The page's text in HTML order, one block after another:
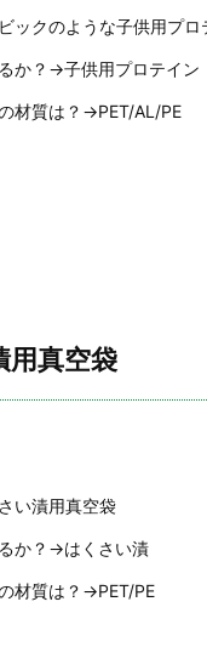
ックのような子供用プロ
か？→子供用プロテイン
材質は？→PET/AL/PE
用真空袋
い漬用真空袋
か？→はくさい漬
材質は？→PET/PE